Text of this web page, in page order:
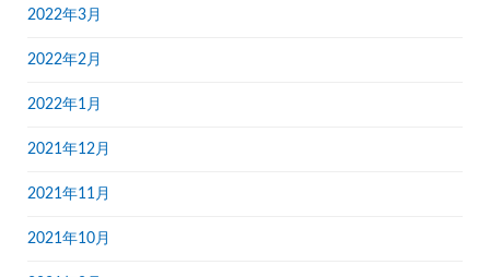
2022年3月
2022年2月
2022年1月
2021年12月
2021年11月
2021年10月